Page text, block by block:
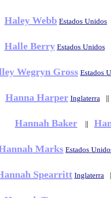
Haley Webb Estados Unidos
Halle Berry Estados Unidos
Wegryn Gross Estados
Hanna Harper Inglaterra ||
Hannah Baker ||
Marks Estados
Spearritt Inglaterra